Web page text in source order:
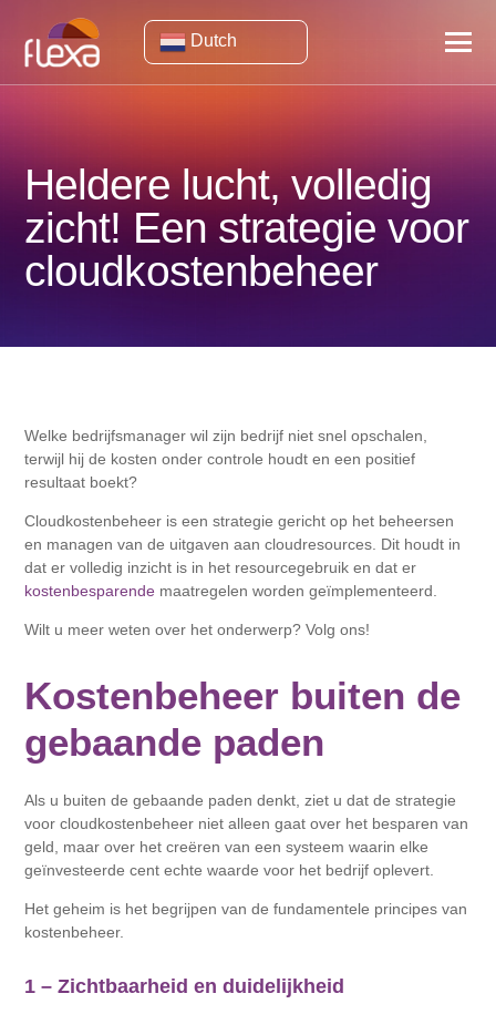
Dutch
Heldere lucht, volledig
zicht! Een strategie voor
cloudkostenbeheer
Welke bedrijfsmanager wil zijn bedrijf niet snel opschalen,
terwijl hij de kosten onder controle houdt en een positief
resultaat boekt?
Cloudkostenbeheer is een strategie gericht op het beheersen
en managen van de uitgaven aan cloudresources. Dit houdt in
dat er volledig inzicht is in het resourcegebruik en dat er
kostenbesparende maatregelen worden geïmplementeerd.
Wilt u meer weten over het onderwerp? Volg ons!
Kostenbeheer buiten de
gebaande paden
Als u buiten de gebaande paden denkt, ziet u dat de strategie
voor cloudkostenbeheer niet alleen gaat over het besparen van
geld, maar over het creëren van een systeem waarin elke
geïnvesteerde cent echte waarde voor het bedrijf oplevert.
Het geheim is het begrijpen van de fundamentele principes van
kostenbeheer.
1 – Zichtbaarheid en duidelijkheid